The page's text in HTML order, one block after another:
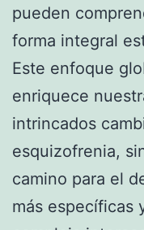
pueden
forma integral
Este enfoque
enriquece
intrincados
esquizofrenia,
camino para el
más específicas